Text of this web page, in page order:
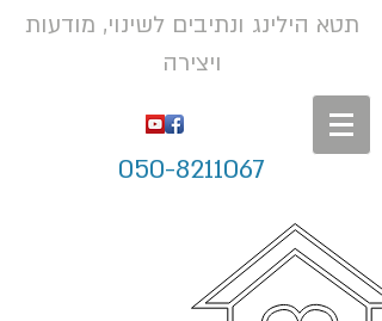
תטא הילינג ונתיבים לשינוי, מודעות
ויצירה
050-8211067